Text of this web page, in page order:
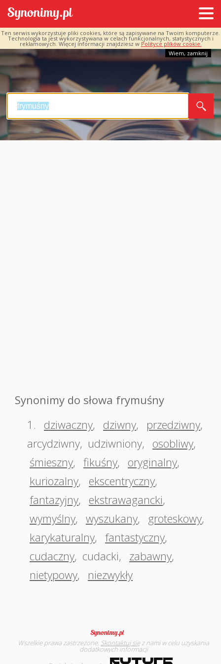
Ten serwis wykorzystuje pliki cookies, które są zapisywane na Twoim komputerze.
Technologia ta jest wykorzystywana w celach funkcjonalnych, statystycznych i
reklamowych. Więcej informacji znajdziesz w Polityce plików cookie.
Wiem, zamknij
Synonimy do słowa frymuśny
1.
dziwaczny, dziwny, przedziwny,
arcydziwny, udziwniony, osobliwy,
śmieszny, fikuśny, oryginalny,
kuriozalny, ekscentryczny,
fantazyjny, ekstrawagancki,
wymyślny, wyszukany, groteskowy,
karykaturalny, fantastyczny,
cudaczny, cudacki, zabawny,
nietypowy, niezwykły
Wszelkie prawa zastrzeżone. Skontaktuj sięz nami w celu uzyskania
dodatkowych informacji